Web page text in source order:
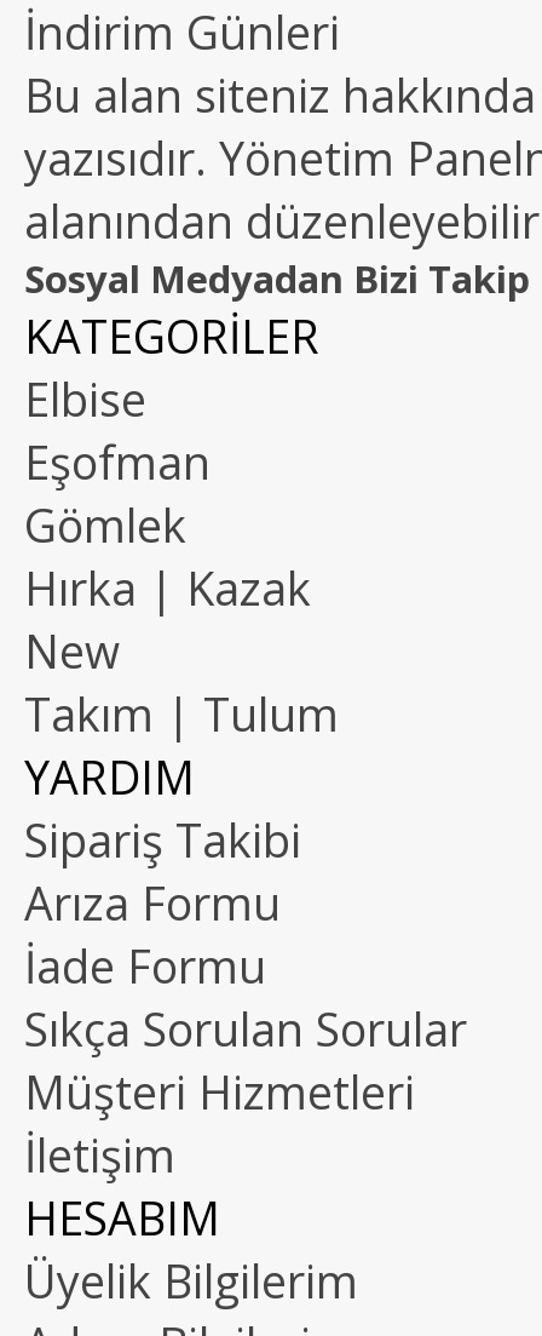
İndirim Günleri
Bu alan siteniz
yazısıdır. Yönetim
alanından
Sosyal Medyadan Bizi Takip
KATEGORİLER
Elbise
Eşofman
Gömlek
Hırka | Kazak
New
Takım | Tulum
YARDIM
Sipariş Takibi
Arıza Formu
İade Formu
Sıkça Sorulan Sorular
Müşteri Hizmetleri
İletişim
HESABIM
Üyelik Bilgilerim